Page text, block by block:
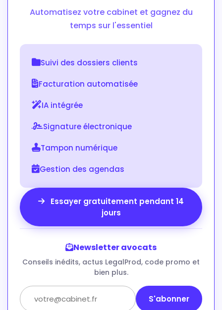
Automatisez votre cabinet et gagnez du
temps sur l'essentiel
Suivi des dossiers clients
Facturation automatisée
IA intégrée
Signature électronique
Tampon numérique
Gestion des agendas
Essayer gratuitement pendant 14
jours
Newsletter avocats
Conseils inédits, actus LegalProd, code promo et
bien plus.
S'abonner